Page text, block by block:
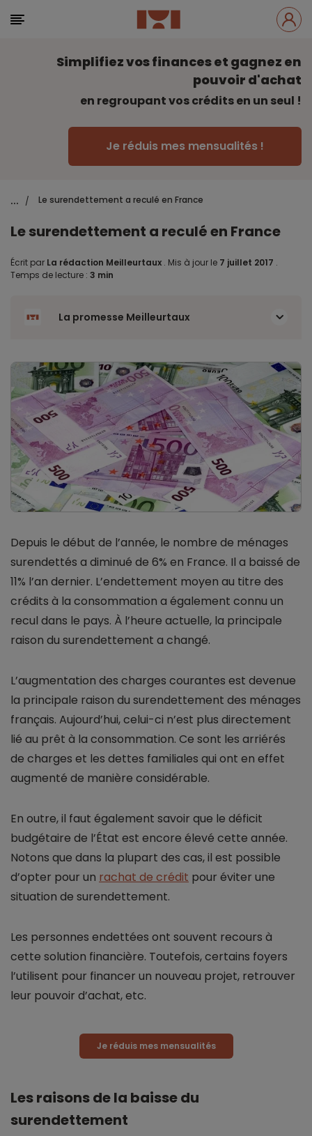
Simplifiez vos finances et gagnez en
pouvoir d'achat
en regroupant vos crédits en un seul !
Je réduis mes mensualités !
... / Le surendettement a reculé en France
Le surendettement a reculé en France
Écrit par La rédaction Meilleurtaux . Mis à jour le 7 juillet 2017 .
Temps de lecture : 3 min
La promesse Meilleurtaux
Depuis le début de l’année, le nombre de ménages
surendettés a diminué de 6% en France. Il a baissé de
11% l’an dernier. L’endettement moyen au titre des
crédits à la consommation a également connu un
recul dans le pays. À l’heure actuelle, la principale
raison du surendettement a changé.
L’augmentation des charges courantes est devenue
la principale raison du surendettement des ménages
français. Aujourd’hui, celui-ci n’est plus directement
lié au prêt à la consommation. Ce sont les arriérés
de charges et les dettes familiales qui ont en effet
augmenté de manière considérable.
En outre, il faut également savoir que le déficit
budgétaire de l’État est encore élevé cette année.
Notons que dans la plupart des cas, il est possible
d’opter pour un rachat de crédit pour éviter une
situation de surendettement.
Les personnes endettées ont souvent recours à
cette solution financière. Toutefois, certains foyers
l’utilisent pour financer un nouveau projet, retrouver
leur pouvoir d’achat, etc.
Je réduis mes mensualités
Les raisons de la baisse du
surendettement